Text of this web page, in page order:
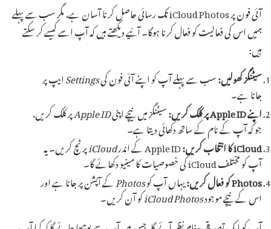
آئی فون پر iCloud Photos تک رسائی حاصل کرنا آسان ہے، مگر سب سے پہلے
ہمیں اس کی فعالیت کو فعال کرنا ہوگا۔ آئیے دیکھتے ہیں کہ آپ اسے کیسے کر سکتے
ہیں:
سیٹنگز کھولیں:سب سے پہلے آپ کو اپنے آئی فون کیSettingsایپ پر
جانا ہے۔
اپنے Apple ID پر کلک کریں:
سیٹنگز میں نیچے اپنیApple IDپر کلک کریں،
جو کہ آپ کے نام کے ساتھ دکھائی دیتا ہے۔
iCloud کا انتخاب کریں:
iCloudپر ٹچ کریں۔ یہ
آپ کو مختلف iCloud کی خصوصیات کا مینیو دکھائے گا۔
Photos کو فعال کریں:
یہاں آپ کوPhotosکے آپشن پر جانا ہے اور
اس کے نیچے موجودiCloud Photosکو آن کریں۔